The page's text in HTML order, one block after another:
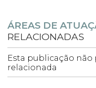
ÁREAS DE
RELACIONADAS
Esta publicação não
relacionada